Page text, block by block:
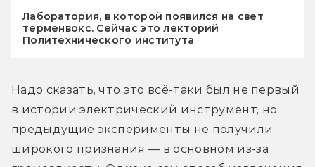
Лаборатория, в которой появился на свет
терменвокс. Сейчас это лекторий
Политехнического института
Надо сказать, что это всё-таки был не первый
в истории электрический инструмент, но
предыдущие эксперименты не получили
широкого признания — в основном из-за